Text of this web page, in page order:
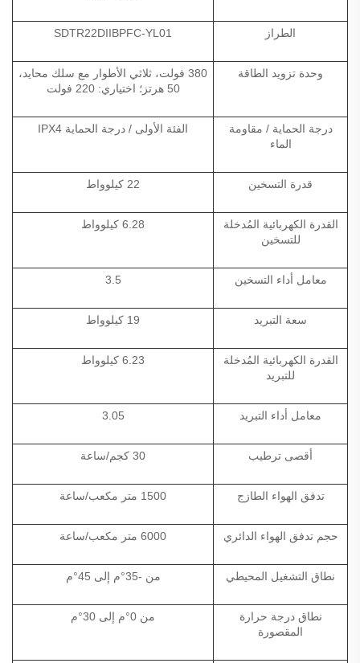
الطراز SDTR22DIIBPFC-YL01
وحدة تزويد الطاقة
380 فولت، ثلاثي الأطوار مع سلك محايد،
50 هرتز؛ اختياري: 220 فولت
درجة الحماية / مقاومة
الماء
الفئة الأولى / درجة الحماية IPX4
قدرة التسخين 22 كيلوواط
القدرة الكهربائية المُدخلة
للتسخين
6.28 كيلوواط
معامل أداء التسخين 3.5
سعة التبريد 19 كيلوواط
القدرة الكهربائية المُدخلة
للتبريد
6.23 كيلوواط
معامل أداء التبريد 3.05
أقصى ترطيب 30 كجم/ساعة
تدفق الهواء الطازج 1500 متر مكعب/ساعة
حجم تدفق الهواء الدائري 6000 متر مكعب/ساعة
نطاق التشغيل المحيطي من -35°م إلى 45°م
نطاق درجة حرارة
المقصورة
من 0°م إلى 30°م